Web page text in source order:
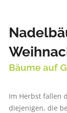
Bäume auf
Im Herbst fallen
diejenigen, die